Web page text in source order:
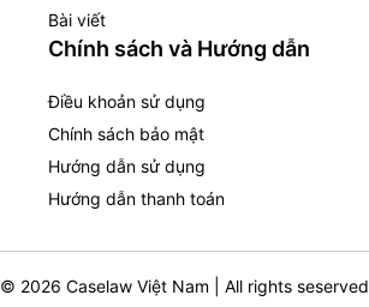
Bài viết
Chính sách và Hướng dẫn
Điều khoản sử dụng
Chính sách bảo mật
Hướng dẫn sử dụng
Hướng dẫn thanh toán
© 2026 Caselaw Việt Nam | All rights seserved